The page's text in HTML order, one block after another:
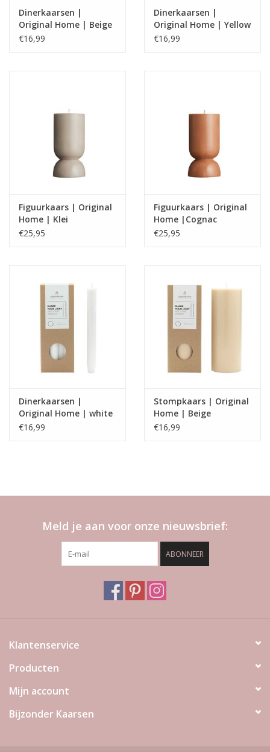
Dinerkaarsen |
Original Home | Beige
€16,99
Dinerkaarsen |
Original Home | Yellow
€16,99
Figuurkaars | Original
Home | Klei
€25,95
Figuurkaars | Original
Home |Cognac
€25,95
Dinerkaarsen |
Original Home | white
€16,99
Stompkaars | Original
Home | Beige
€16,99
Meld je aan voor onze nieuwsbrief:
ABONNEER
Klantenservice
Producten
Mijn account
Bijzonder Kaarsen